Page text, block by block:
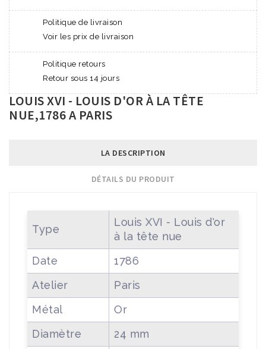
Politique de livraison
Voir les prix de livraison
Politique retours
Retour sous 14 jours
LOUIS XVI - LOUIS D'OR À LA TÊTE
NUE,1786 A PARIS
LA DESCRIPTION
DÉTAILS DU PRODUIT
Type
Louis XVI - Louis d'or
à la tête nue
Date
1786
Atelier
Paris
Métal
Or
Diamètre
24 mm